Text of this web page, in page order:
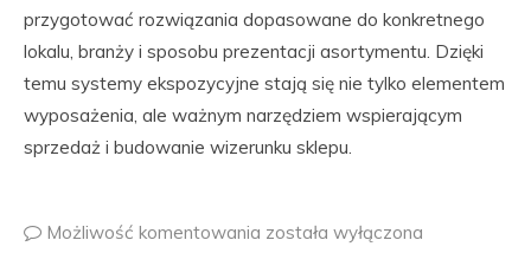
przygotować rozwiązania dopasowane do konkretnego
lokalu, branży i sposobu prezentacji asortymentu. Dzięki
temu systemy ekspozycyjne stają się nie tylko elementem
wyposażenia, ale ważnym narzędziem wspierającym
sprzedaż i budowanie wizerunku sklepu.
Możliwość komentowania została wyłączona